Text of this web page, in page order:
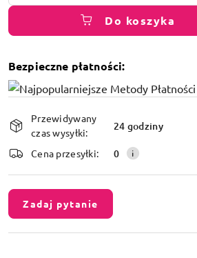
Do koszyka
Bezpieczne płatności:
i
dostawa
Przewidywany
czas wysyłki:
24 godziny
Cena przesyłki: 0
Zadaj pytanie